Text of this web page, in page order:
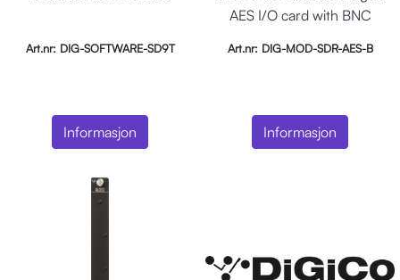
Art.nr: DIG-SOFTWARE-SD9T
Informasjon
AES I/O card with BNC
Art.nr: DIG-MOD-SDR-AES-B
Informasjon